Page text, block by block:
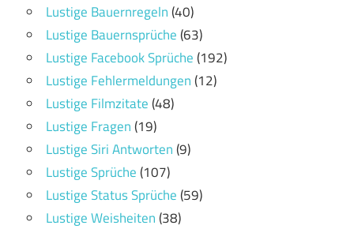
Lustige Bauernregeln(40)
Lustige Bauernsprüche(63)
Lustige Facebook Sprüche(192)
Lustige Fehlermeldungen(12)
Lustige Filmzitate(48)
Lustige Fragen(19)
Lustige Siri Antworten(9)
Lustige Sprüche(107)
Lustige Status Sprüche(59)
Lustige Weisheiten(38)